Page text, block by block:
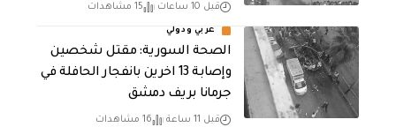
قبل 10 ساعات 15 مشاهدات
عربي ودولي
الصحة السورية: مقتل شخصين
وإصابة 13 اخرين بانفجار الحافلة في
جرمانا بريف دمشق
قبل 11 ساعة 16 مشاهدات